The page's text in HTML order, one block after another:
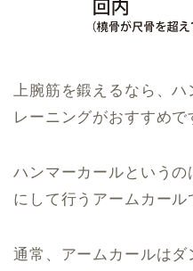
上腕筋を鍛えるなら、ハ
レーニングがおすすめで
ハンマーカールという
にして行うアームカール
通常、アームカールはダ